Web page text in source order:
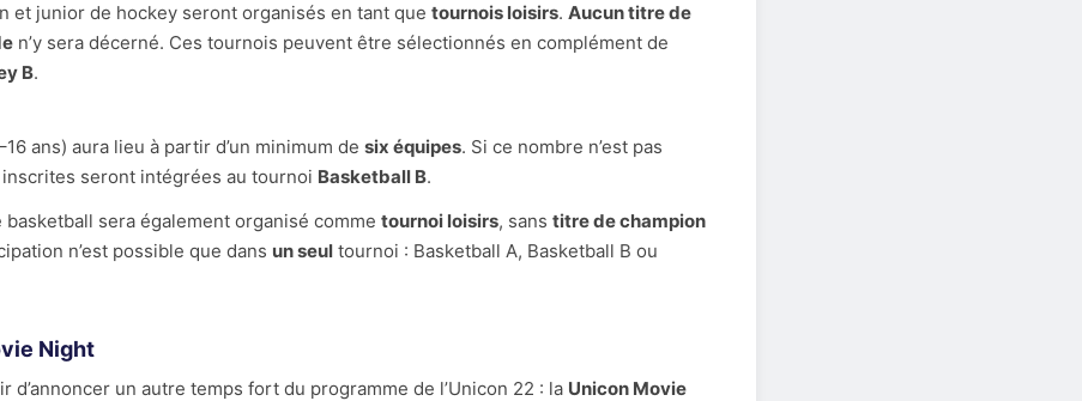
et junior de hockey seront organisés en tant que tournois loisirs. Aucun titre de
n’y sera décerné. Ces tournois peuvent être sélectionnés en complément de
B.
ans) aura lieu à partir d’un minimum de six équipes. Si ce nombre n’est pas
seront intégrées au tournoi Basketball B.
sera également organisé comme tournoi loisirs, sans titre de champion
n’est possible que dans un seul tournoi : Basketball A, Basketball B ou
Night
d’annoncer un autre temps fort du programme de l’Unicon 22 : la Unicon Movie